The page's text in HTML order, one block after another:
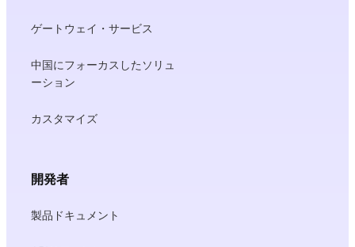
ゲートウェイ・サービス
中国にフォーカスしたソリュ
ーション
カスタマイズ
開発者
製品ドキュメント